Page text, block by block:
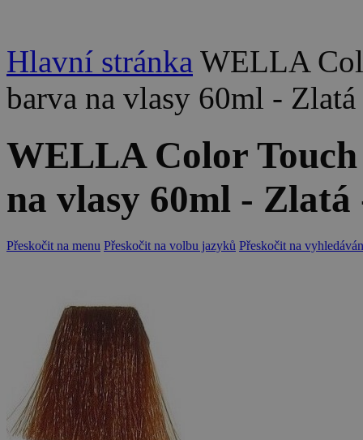
Hlavní stránka WELLA
barva na vlasy 60ml -
WELLA Color
na vlasy 60ml -
Přeskočit na menu Přeskočit na volbu jazyků Přeskočit na